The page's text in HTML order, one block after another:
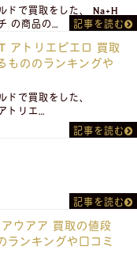
ドで買取をした、 Na+H
の商品の…
記事を読む
アトリエピエロ 買取
もののランキングや
ドで買取をした、
トリエ…
記事を読む
記事を読む
ウアア 買取の値段
ランキングや口コミ